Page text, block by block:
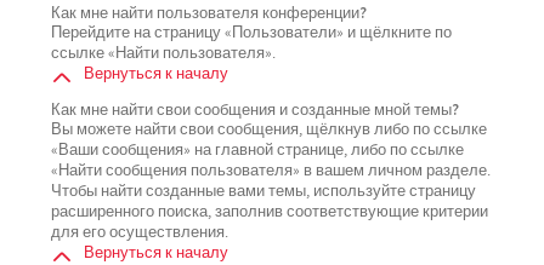
Как мне найти пользователя конференции?
Перейдите на страницу «Пользователи» и щёлкните по
ссылке «Найти пользователя».
Вернуться к началу
Как мне найти свои сообщения и созданные мной темы?
Вы можете найти свои сообщения, щёлкнув либо по ссылке
«Ваши сообщения» на главной странице, либо по ссылке
«Найти сообщения пользователя» в вашем личном разделе.
Чтобы найти созданные вами темы, используйте страницу
расширенного поиска, заполнив соответствующие критерии
для его осуществления.
Вернуться к началу